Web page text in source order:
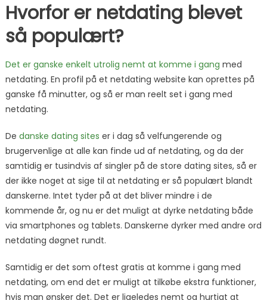
Hvorfor er netdating blevet
så populært?
Det er ganske enkelt utrolig nemt at komme i gang med
netdating. En profil på et netdating website kan oprettes på
ganske få minutter, og så er man reelt set i gang med
netdating.
De danske dating sites er i dag så velfungerende og
brugervenlige at alle kan finde ud af netdating, og da der
samtidig er tusindvis af singler på de store dating sites, så er
der ikke noget at sige til at netdating er så populært blandt
danskerne. Intet tyder på at det bliver mindre i de
kommende år, og nu er det muligt at dyrke netdating både
via smartphones og tablets. Danskerne dyrker med andre ord
netdating døgnet rundt.
Samtidig er det som oftest gratis at komme i gang med
netdating, om end det er muligt at tilkøbe ekstra funktioner,
hvis man ønsker det. Det er ligeledes nemt og hurtigt at